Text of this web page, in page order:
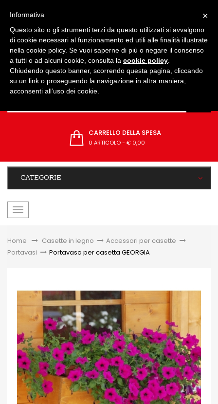
CARRELLO DELLA SPESA
0 ARTICOLO- € 0,00
CATEGORIE
navigazione
Home &gt;Casette in legno > Accessori per casette >
Portavasi > Portavaso per casetta GEORGIA
×
Informativa
Questo sito o gli strumenti terzi da questo utilizzati si avvalgono
di cookie necessari al funzionamento ed utili alle finalità illustrate
nella cookie policy. Se vuoi saperne di più o negare il consenso
a tutti o ad alcuni cookie, consulta la cookie policy
Chiudendo questo banner, scorrendo questa pagina, cliccando
su un link o proseguendo la navigazione in altra maniera,
acconsenti all’uso dei cookie.